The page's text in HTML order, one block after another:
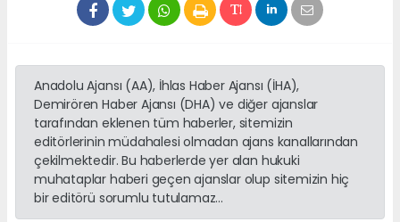
Anadolu Ajansı (AA), İhlas Haber Ajansı (İHA),
Demirören Haber Ajansı (DHA) ve diğer ajanslar
tarafından eklenen tüm haberler, sitemizin
editörlerinin müdahalesi olmadan ajans kanallarından
çekilmektedir. Bu haberlerde yer alan hukuki
muhataplar haberi geçen ajanslar olup sitemizin hiç
bir editörü sorumlu tutulamaz...